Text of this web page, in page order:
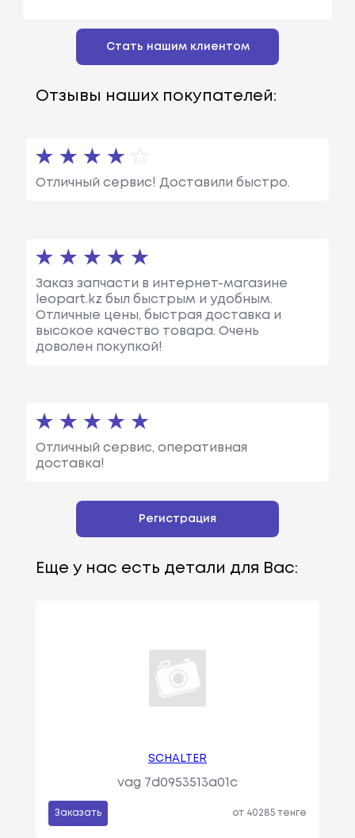
Стать нашим клиентом
Отзывы наших покупателей:
Отличный сервис! Доставили быстро.
Заказ запчасти в интернет-магазине
leopart.kz был быстрым и удобным.
Отличные цены, быстрая доставка и
высокое качество товара. Очень
доволен покупкой!
Отличный сервис, оперативная
доставка!
Регистрация
Еще у нас есть детали для Вас:
SCHALTER
vag 7d0953513a01c
Заказать от 40285 тенге